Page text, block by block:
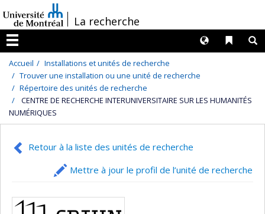
au
contenu
/La recherche
Menu
Liens
Langues
Accueil
Installations et unités de recherche
Trouver une installation ou une unité de recherche
Répertoire des unités de recherche
CENTRE DE RECHERCHE INTERUNIVERSITAIRE SUR LES HUMANITÉS
NUMÉRIQUES
Retour à la liste des unités de recherche
Mettre à jour le profil de l’unité de recherche